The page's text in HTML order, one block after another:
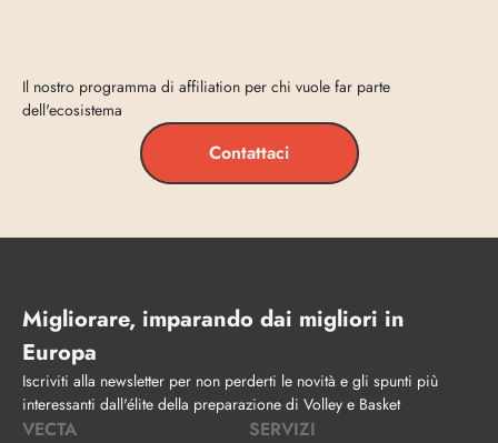
Il nostro programma di affiliation per chi vuole far parte
dell'ecosistema
Contattaci
Migliorare, imparando dai migliori in
Europa
Iscriviti alla newsletter per non perderti le novità e gli spunti più
interessanti dall'élite della preparazione di Volley e Basket
VECTA SERVIZI